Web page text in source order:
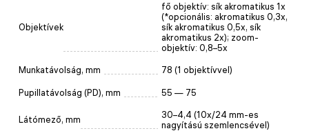
Objektívek
fő objektív: sík akromatikus 1x
(*opcionális: akromatikus 0,3x,
sík akromatikus 0,5x, sík
akromatikus 2x); zoom-
objektív: 0,8–5х
Munkatávolság, mm 78 (1 objektívvel)
Pupillatávolság (PD), mm 55 — 75
Látómező, mm
30–4,4 (10x/24 mm-es
nagyítású szemlencsével)